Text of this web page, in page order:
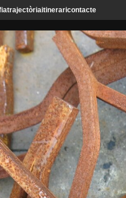
trajectòriaitineraricontacte